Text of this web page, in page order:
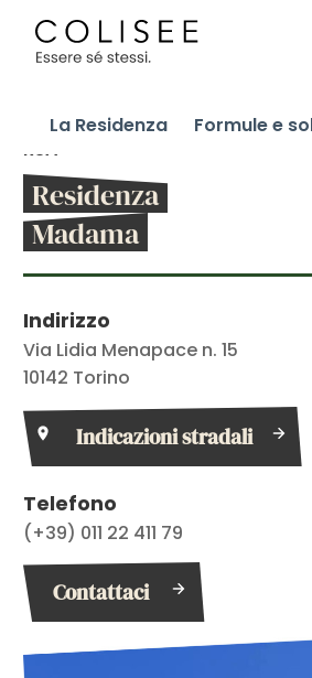
Vai
RSA
Residenza
Madama
Indirizzo
Via Lidia Menapace n. 15
10142 Torino
Indicazioni stradali
Telefono
(+39) 011 22 411 79
Contattaci
La Residenza Formule e